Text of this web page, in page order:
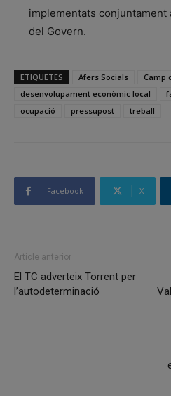
implementats
del Govern.
ETIQUETES Afers Socials
Camp
desenvolupament econòmic local
ocupació
pressupost treball
Facebook X
Article anterior
El TC adverteix Torrent per
l’autodeterminació